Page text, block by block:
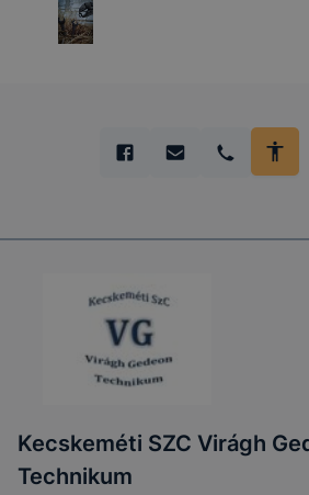
Kecskeméti SZC Virágh
Technikum